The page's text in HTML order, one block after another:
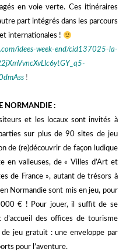
en voie verte. Ces itinéraires
part intégrés dans les parcours
internationales !
idees-week-end/cid137025-la-
!
NORMANDIE :
et les locaux sont invités à
sur plus de 90 sites de jeu
de (re)découvrir de façon ludique
en valleuses, de « Villes d’Art et
de France », autant de trésors à
Normandie sont mis en jeu, pour
€ ! Pour jouer, il suffit de se
des offices de tourisme
jeu gratuit : une enveloppe par
pour l’aventure.